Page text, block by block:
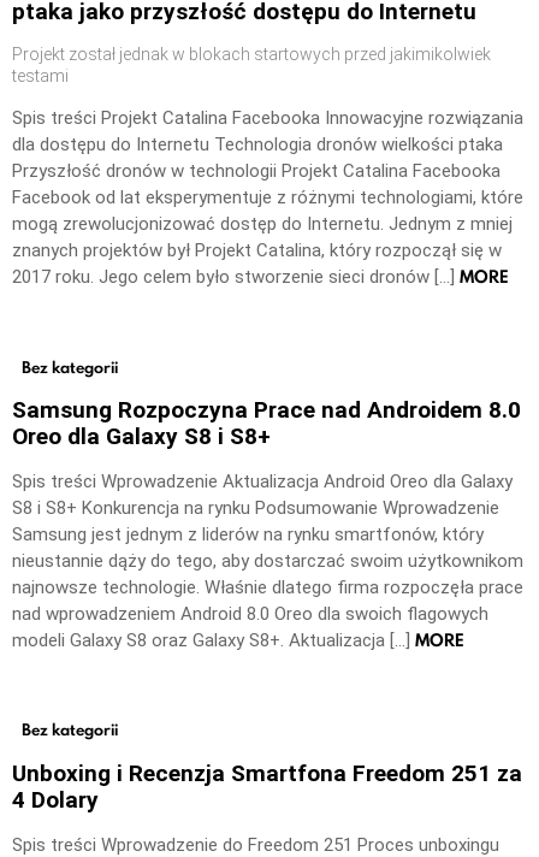
ptaka jako przyszłość dostępu do Internetu
Projekt został jednak w blokach startowych przed jakimikolwiek
testami
Spis treści Projekt Catalina Facebooka Innowacyjne rozwiązania
dla dostępu do Internetu Technologia dronów wielkości ptaka
Przyszłość dronów w technologii Projekt Catalina Facebooka
Facebook od lat eksperymentuje z różnymi technologiami, które
mogą zrewolucjonizować dostęp do Internetu. Jednym z mniej
znanych projektów był Projekt Catalina, który rozpoczął się w
2017 roku. Jego celem było stworzenie sieci dronów […] MORE
Bez kategorii
Samsung Rozpoczyna Prace nad Androidem 8.0
Oreo dla Galaxy S8 i S8+
Spis treści Wprowadzenie Aktualizacja Android Oreo dla Galaxy
S8 i S8+ Konkurencja na rynku Podsumowanie Wprowadzenie
Samsung jest jednym z liderów na rynku smartfonów, który
nieustannie dąży do tego, aby dostarczać swoim użytkownikom
najnowsze technologie. Właśnie dlatego firma rozpoczęła prace
nad wprowadzeniem Android 8.0 Oreo dla swoich flagowych
modeli Galaxy S8 oraz Galaxy S8+. Aktualizacja […] MORE
Bez kategorii
Unboxing i Recenzja Smartfona Freedom 251 za
4 Dolary
Spis treści Wprowadzenie do Freedom 251 Proces unboxingu